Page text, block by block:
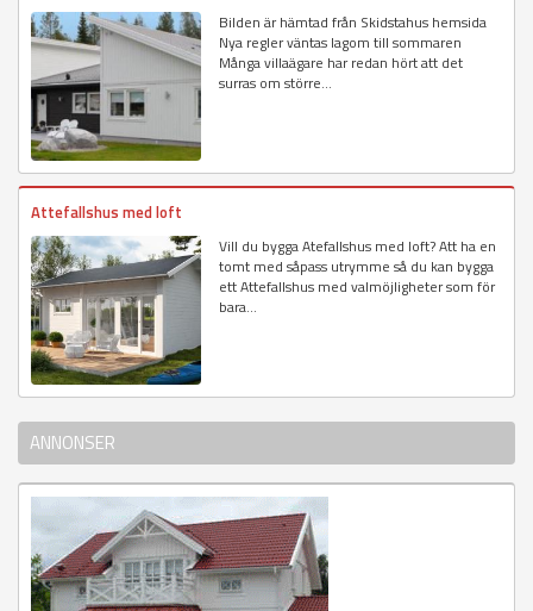
Bilden är hämtad från Skidstahus hemsida
Nya regler väntas lagom till sommaren
Många villaägare har redan hört att det
surras om större...
Attefallshus med loft
Vill du bygga Atefallshus med loft? Att ha en
tomt med såpass utrymme så du kan bygga
ett Attefallshus med valmöjligheter som för
bara...
ANNONSER